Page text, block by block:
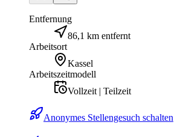
Entfernung
86,1 km entfernt
Arbeitsort
Kassel
Arbeitszeitmodell
Vollzeit | Teilzeit
Anonymes Stellengesuch schalten